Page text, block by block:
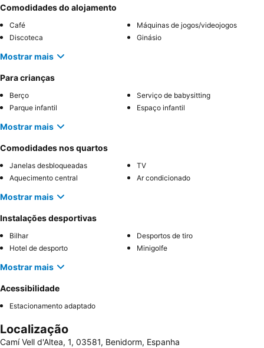
Comodidades do alojamento
Café
Máquinas de jogos/videojogos
Discoteca
Ginásio
Mostrar mais
Para crianças
Berço
Serviço de babysitting
Parque infantil
Espaço infantil
Mostrar mais
Comodidades nos quartos
Janelas desbloqueadas
TV
Aquecimento central
Ar condicionado
Mostrar mais
Instalações desportivas
Bilhar
Desportos de tiro
Hotel de desporto
Minigolfe
Mostrar mais
Acessibilidade
Estacionamento adaptado
Localização
Camí Vell d'Altea, 1, 03581, Benidorm, Espanha